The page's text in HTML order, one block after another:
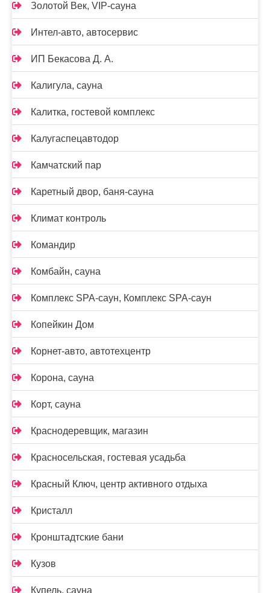
Золотой Век, VIP-сауна
Интел-авто, автосервис
ИП Бекасова Д. А.
Калигула, сауна
Калитка, гостевой комплекс
Калугаспецавтодор
Камчатский пар
Каретный двор, баня-сауна
Климат контроль
Командир
Комбайн, сауна
Комплекс SPA-саун, Комплекс SPA-саун
Копейкин Дом
Корнет-авто, автотехцентр
Корона, сауна
Корт, сауна
Краснодеревщик, магазин
Красносельская, гостевая усадьба
Красный Ключ, центр активного отдыха
Кристалл
Кронштадтские бани
Кузов
Купель, сауна